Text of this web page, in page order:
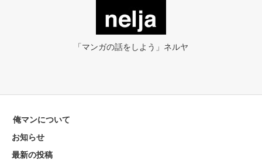
「マンガの話をしよう」ネルヤ
俺マンについて
お知らせ
最新の投稿